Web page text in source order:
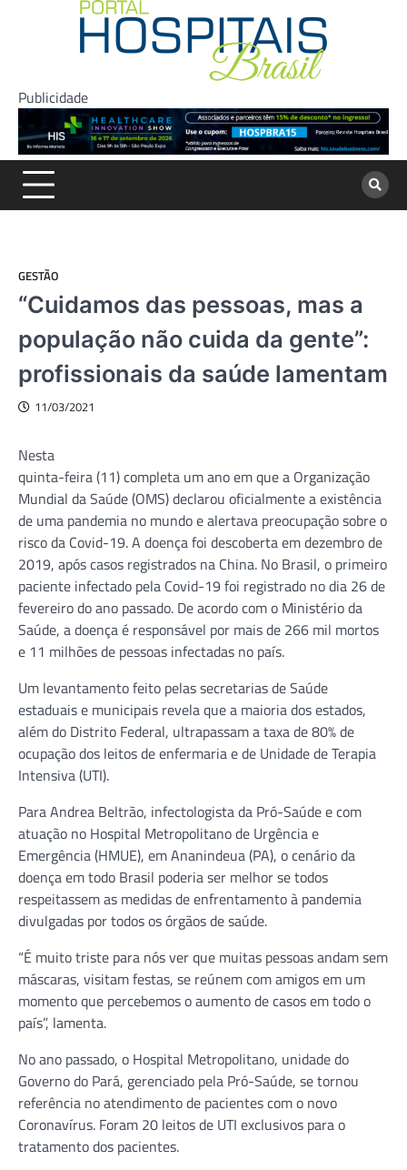
Publicidade
GESTÃO
“Cuidamos das pessoas, mas a
população não cuida da gente”:
profissionais da saúde lamentam
11/03/2021
Nesta
quinta-feira (11) completa um ano em que a Organização
Mundial da Saúde (OMS) declarou oficialmente a existência
de uma pandemia no mundo e alertava preocupação sobre o
risco da Covid-19. A doença foi descoberta em dezembro de
2019, após casos registrados na China. No Brasil, o primeiro
paciente infectado pela Covid-19 foi registrado no dia 26 de
fevereiro do ano passado. De acordo com o Ministério da
Saúde, a doença é responsável por mais de 266 mil mortos
e 11 milhões de pessoas infectadas no país.
Um levantamento feito pelas secretarias de Saúde
estaduais e municipais revela que a maioria dos estados,
além do Distrito Federal, ultrapassam a taxa de 80% de
ocupação dos leitos de enfermaria e de Unidade de Terapia
Intensiva (UTI).
Para Andrea Beltrão, infectologista da Pró-Saúde e com
atuação no Hospital Metropolitano de Urgência e
Emergência (HMUE), em Ananindeua (PA), o cenário da
doença em todo Brasil poderia ser melhor se todos
respeitassem as medidas de enfrentamento à pandemia
divulgadas por todos os órgãos de saúde.
“É muito triste para nós ver que muitas pessoas andam sem
máscaras, visitam festas, se reúnem com amigos em um
momento que percebemos o aumento de casos em todo o
país”, lamenta.
No ano passado, o Hospital Metropolitano, unidade do
Governo do Pará, gerenciado pela Pró-Saúde, se tornou
referência no atendimento de pacientes com o novo
Coronavírus. Foram 20 leitos de UTI exclusivos para o
tratamento dos pacientes.